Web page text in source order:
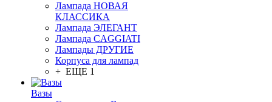
Лампада НОВАЯ
КЛАССИКА
Лампада ЭЛЕГАНТ
Лампада CAGGIATI
Лампады ДРУГИЕ
Корпуса для лампад
+ ЕЩЕ 1
Вазы